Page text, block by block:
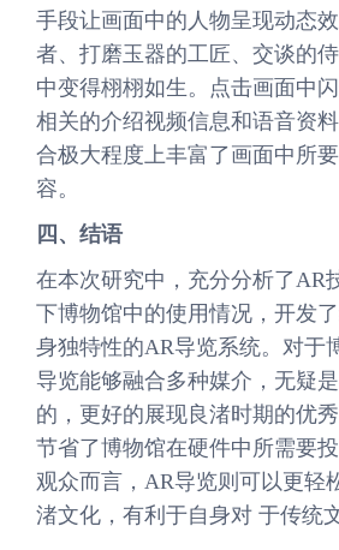
手段让画面中的人物呈现动态
者、打磨玉器的工匠、交谈的
中变得栩栩如生。点击画面中
相关的介绍视频信息和语音资
合极大程度上丰富了画面中所
容。
四、结语
在本次研究中，充分分析了AR
下博物馆中的使用情况，开发
身独特性的AR导览系统。对于
导览能够融合多种媒介，无疑
的，更好的展现良渚时期的优
节省了博物馆在硬件中所需要
观众而言，AR导览则可以更轻
渚文化，有利于自身对 于传统